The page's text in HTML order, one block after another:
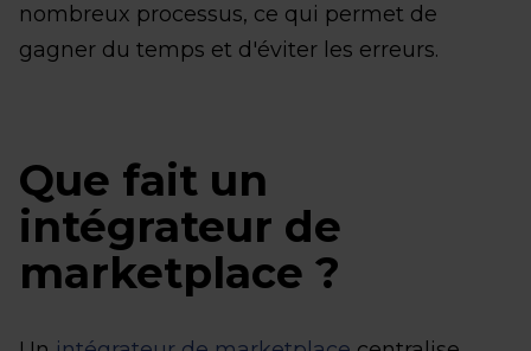
nombreux processus, ce qui permet de
gagner du temps et d'éviter les erreurs.
Que fait un
intégrateur de
marketplace ?